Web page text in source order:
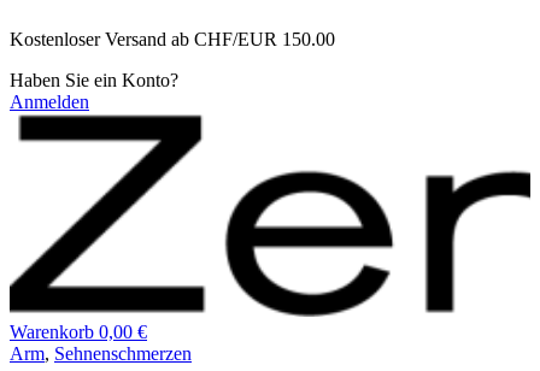
Inhalt
Kostenloser Versand ab CHF/EUR 150.00
Haben Sie ein Konto?
Anmelden
Warenkorb 0,00 €
Arm, Sehnenschmerzen